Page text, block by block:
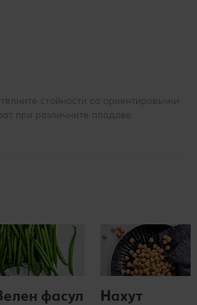
стойности са ориентировъчни
при различните плодове.
фасул Нахут